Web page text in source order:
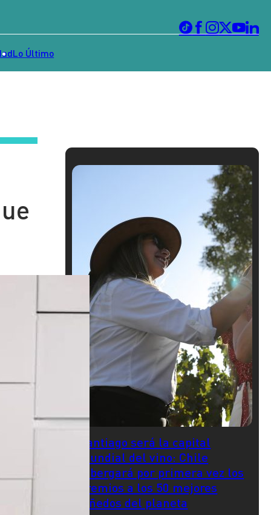
Lo Último
Santiago será la capital
mundial del vino: Chile
albergará por primera vez los
premios a los 50 mejores
viñedos del planeta